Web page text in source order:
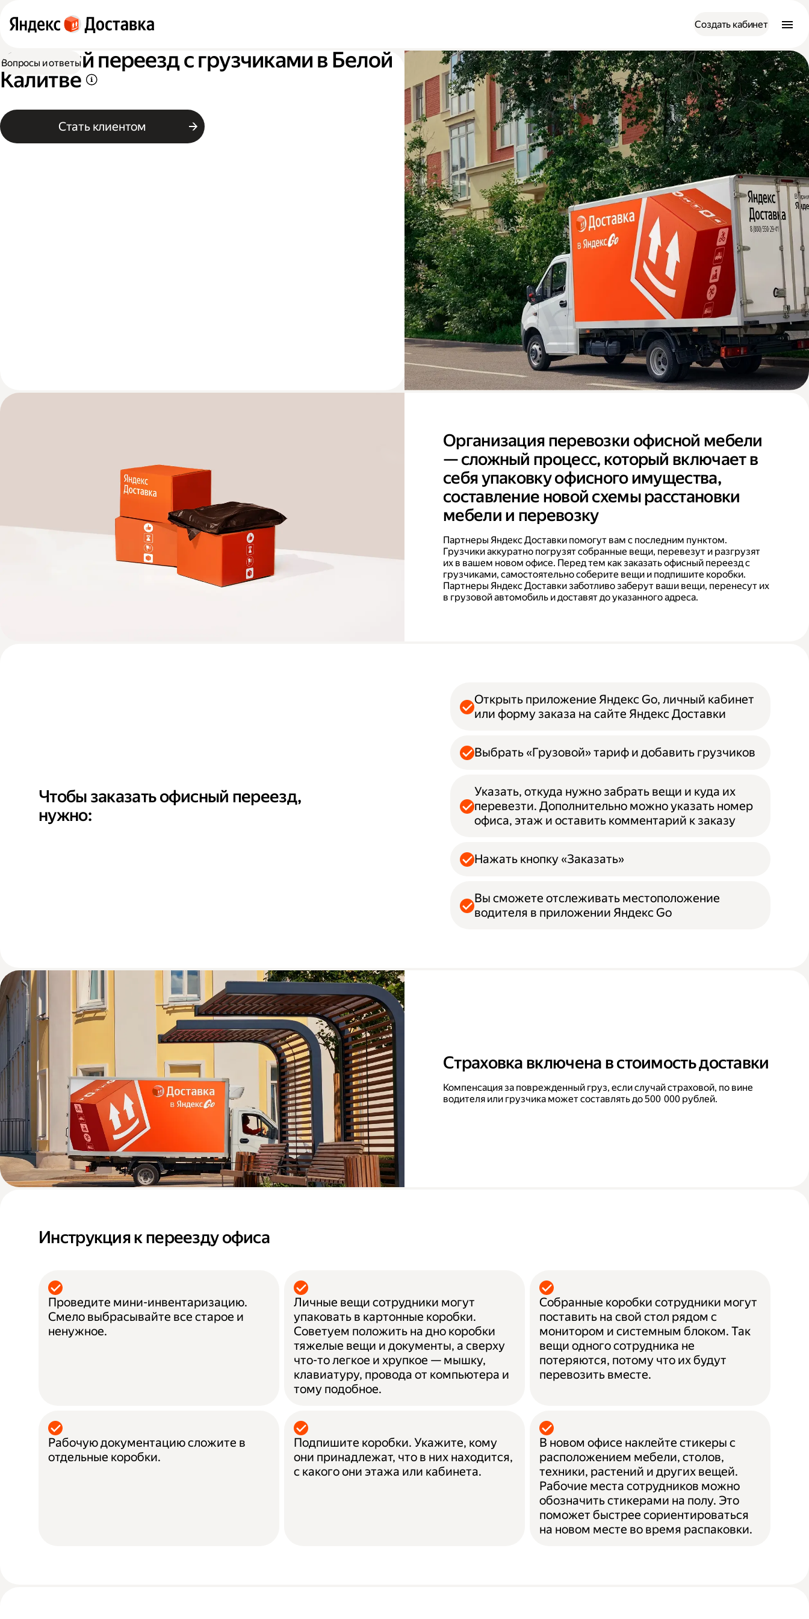
Создать кабинет
Офисный переезд с грузчиками в Белой
Калитве
Стать клиентом
Вопросы и ответы
Организация перевозки офисной мебели
— сложный процесс, который включает в
себя упаковку офисного имущества,
составление новой схемы расстановки
мебели и перевозку
Партнеры Яндекс Доставки помогут вам с последним пунктом.
Грузчики аккуратно погрузят собранные вещи, перевезут и разгрузят
их в вашем новом офисе. Перед тем как заказать офисный переезд с
грузчиками, самостоятельно соберите вещи и подпишите коробки.
Партнеры Яндекс Доставки заботливо заберут ваши вещи, перенесут их
в грузовой автомобиль и доставят до указанного адреса.
Чтобы заказать офисный переезд,
нужно:
Открыть приложение Яндекс Go, личный кабинет
или форму заказа на сайте Яндекс Доставки
Выбрать «Грузовой» тариф и добавить грузчиков
Указать, откуда нужно забрать вещи и куда их
перевезти. Дополнительно можно указать номер
офиса, этаж и оставить комментарий к заказу
Нажать кнопку «Заказать»
Вы сможете отслеживать местоположение
водителя в приложении Яндекс Go
Страховка включена в стоимость доставки
Компенсация за поврежденный груз, если случай страховой, по вине
водителя или грузчика может составлять до 500 000 рублей.
Инструкция к переезду офиса
Проведите мини-инвентаризацию.
Смело выбрасывайте все старое и
ненужное.
Личные вещи сотрудники могут
упаковать в картонные коробки.
Советуем положить на дно коробки
тяжелые вещи и документы, а сверху
что-то легкое и хрупкое — мышку,
клавиатуру, провода от компьютера и
тому подобное.
Собранные коробки сотрудники могут
поставить на свой стол рядом с
монитором и системным блоком. Так
вещи одного сотрудника не
потеряются, потому что их будут
перевозить вместе.
Рабочую документацию сложите в
отдельные коробки.
Подпишите коробки. Укажите, кому
они принадлежат, что в них находится,
с какого они этажа или кабинета.
В новом офисе наклейте стикеры с
расположением мебели, столов,
техники, растений и других вещей.
Рабочие места сотрудников можно
обозначить стикерами на полу. Это
поможет быстрее сориентироваться
на новом месте во время распаковки.